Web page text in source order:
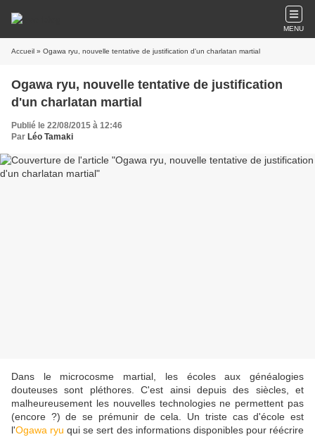
MENU
Accueil » Ogawa ryu, nouvelle tentative de justification d'un charlatan martial
Ogawa ryu, nouvelle tentative de justification
d'un charlatan martial
Publié le 22/08/2015 à 12:46
Par Léo Tamaki
Dans le microcosme martial, les écoles aux généalogies
douteuses sont pléthores. C'est ainsi depuis des siècles, et
malheureusement les nouvelles technologies ne permettent pas
(encore ?) de se prémunir de cela. Un triste cas d'école est
l'Ogawa ryu qui se sert des informations disponibles pour réécrire